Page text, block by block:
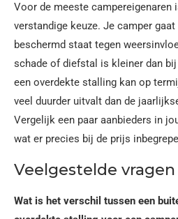
Voor de meeste campereigenaren
verstandige keuze. Je camper
beschermd staat tegen
schade of diefstal is kleiner dan
een overdekte stalling kan op
veel duurder uitvalt dan de
Vergelijk een paar aanbieders in
wat er precies bij de prijs
Veelgestelde vragen
Wat is het verschil tussen een